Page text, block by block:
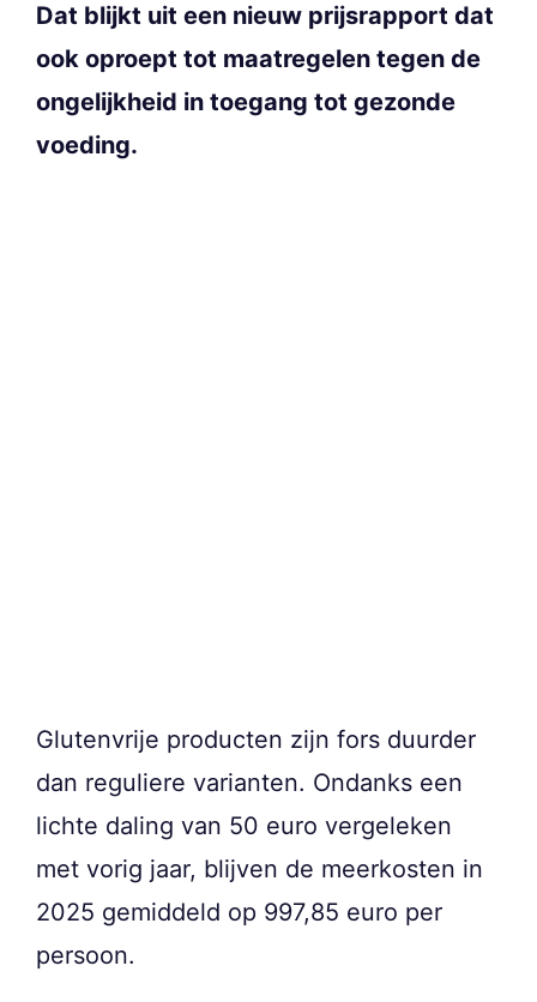
Dat blijkt uit een nieuw prijsrapport dat
ook oproept tot maatregelen tegen de
ongelijkheid in toegang tot gezonde
voeding.
Glutenvrije producten zijn fors duurder
dan reguliere varianten. Ondanks een
lichte daling van 50 euro vergeleken
met vorig jaar, blijven de meerkosten in
2025 gemiddeld op 997,85 euro per
persoon.